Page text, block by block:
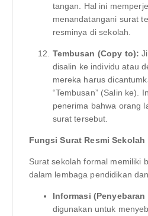
tangan. Hal ini
menandatangani surat
resminya di sekolah.
Tembusan (Copy to):
disalin ke individu atau
mereka harus
“Tembusan” (Salin ke).
penerima bahwa orang
surat tersebut.
Fungsi Surat Resmi Sekolah
Surat sekolah formal memiliki
dalam lembaga pendidikan
Informasi
digunakan untuk